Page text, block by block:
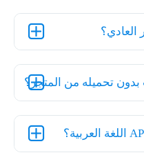
العادي؟
تحميله من المتجر؟